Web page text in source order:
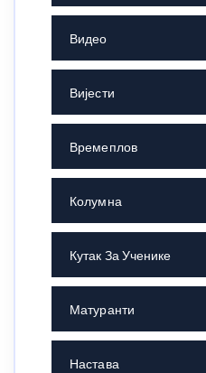
Видео
Вијести
Времеплов
Колумна
Кутак За Ученике
Матуранти
Настава